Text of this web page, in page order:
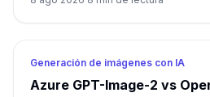
Compara ambos cuando el
Generación de imágenes con IA
Azure GPT-Image-2 vs